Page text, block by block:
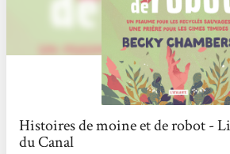
Histoires de moine et de robot -
du Canal